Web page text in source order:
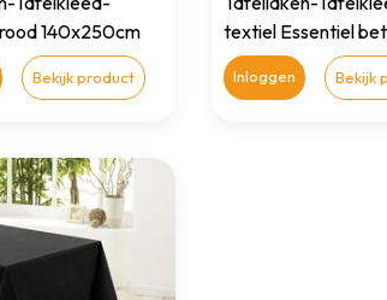
140x250cm
Bekijk product
textiel Essentiel
140cmx250cm
Inloggen Bekijk